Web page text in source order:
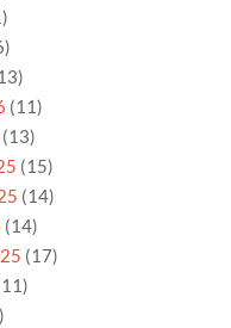
(11)
(13)
(15)
(14)
(14)
(17)